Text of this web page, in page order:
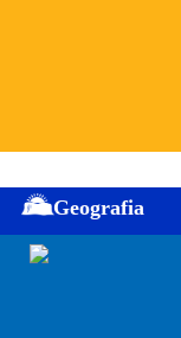
Geografia